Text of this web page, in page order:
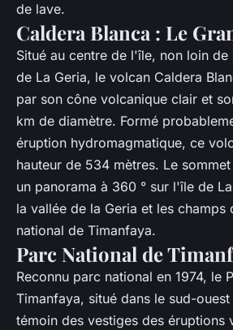
de lave.
Caldera Blanca : Le
Situé au centre de l'île, non loin
de La Geria, le volcan Caldera
par son cône volcanique clair et
km de diamètre. Formé
éruption hydromagmatique, ce
hauteur de 534 mètres. Le
un panorama à 360 ° sur l'île de
la vallée de la Geria et les champs
national de Timanfaya.
Parc National de
Reconnu parc national en 1974, le
Timanfaya, situé dans le sud-
témoin des vestiges des éruptions